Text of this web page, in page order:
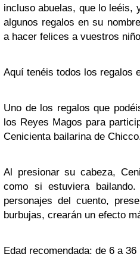
incluso abuelas, que lo leéis,
algunos regalos en su
a hacer felices a vuestros
Aquí tenéis todos los regalos
Uno de los regalos que
los Reyes Magos para
Cenicienta bailarina de
Al presionar su cabeza,
como si estuviera
personajes del cuento,
burbujas, crearán un efecto
Edad recomendada: de 6 a 36